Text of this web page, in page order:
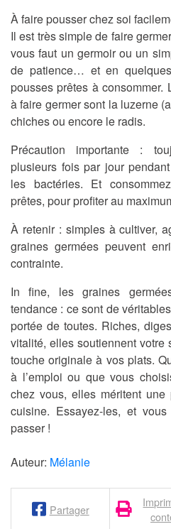
À faire pousser chez soi
Il est très simple de faire
vous faut un germoir ou un
de patience… et en
pousses prêtes à
à faire germer sont la luzerne
chiches ou encore le radis.
Précaution importante :
plusieurs fois par jour
les bactéries. Et
prêtes, pour profiter au
À retenir : simples à cultiver,
graines germées peuvent
contrainte.
In fine, les graines
tendance : ce sont de
portée de toutes. Riches,
vitalité, elles soutiennent votre
touche originale à vos plats.
à l’emploi ou que vous
chez vous, elles méritent
cuisine. Essayez-les, et
passer !
Auteur: Mélanie
Partager